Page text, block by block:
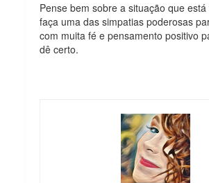
Pense bem sobre a situação que
faça uma das simpatias poderosas
com muita fé e pensamento positivo
dê certo.